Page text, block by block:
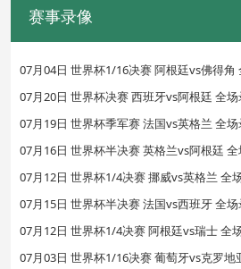
赛事录像
07月04日 世界杯1/16决赛 阿根廷vs佛得角
07月20日 世界杯决赛 西班牙vs阿根廷 全
07月19日 世界杯季军赛 法国vs英格兰 全
07月16日 世界杯半决赛 英格兰vs阿根廷
07月12日 世界杯1/4决赛 挪威vs英格兰 全
07月15日 世界杯半决赛 法国vs西班牙 全
07月12日 世界杯1/4决赛 阿根廷vs瑞士 全
07月03日 世界杯1/16决赛 葡萄牙vs克罗地